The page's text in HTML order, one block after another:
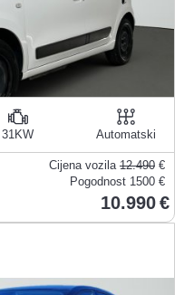
31KW Automatski
Cijena vozila 12.490 €
Pogodnost 1500 €
10.990